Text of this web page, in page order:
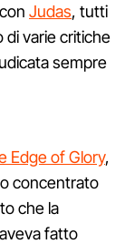
Judas, tutti
di varie critiche
sempre
Edge of Glory,
concentrato
che la
fatto